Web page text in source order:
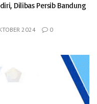
Dilibas Persib Bandung
2024 0